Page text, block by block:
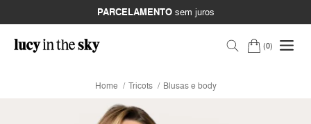
PARCELAMENTOsem juros
0
Home Tricots Blusas e body